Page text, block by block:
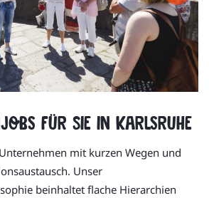
für Sie in Karlsruhe
mit kurzen Wegen und
Unser
beinhaltet flache Hierarchien